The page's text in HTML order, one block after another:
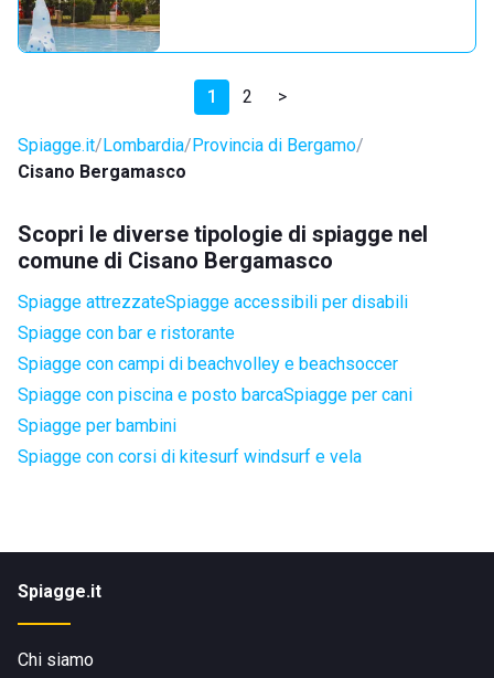
1 2 >
Spiagge.it Lombardia Provincia di Bergamo
Cisano Bergamasco
Scopri le diverse tipologie di spiagge nel
comune di Cisano Bergamasco
Spiagge attrezzateSpiagge accessibili per disabili
Spiagge con bar e ristorante
Spiagge con campi di beachvolley e beachsoccer
Spiagge con piscina e posto barcaSpiagge per cani
Spiagge per bambini
Spiagge con corsi di kitesurf windsurf e vela
Spiagge.it
Chi siamo